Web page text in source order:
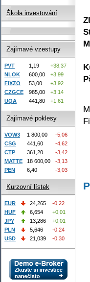
Škola investování
Zajímavé vzestupy
PVT 1,19
+38,37
NLOK
600,00
+3,99
FIXZO
53,00
+3,92
CZGCE
985,00
+3,14
UQA
441,80 +1,61
Zajímavé poklesy
VOW3 1 800,00
-5,06
CSG
441,60
-4,62
CTP
361,20
-3,42
MATTE
18 600,00
-3,13
PEN
6,40 -3,03
Kurzovní lístek
EUR 24,265
-0,22
HUF
6,654
+0,01
JPY
13,286
+0,01
PLN
5,646
-0,24
USD
21,039 -0,30